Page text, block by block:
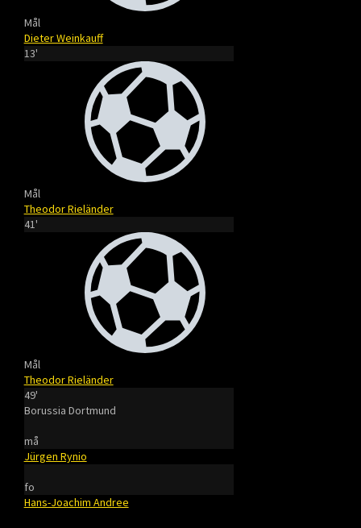
Mål
Dieter Weinkauff
13'
Mål
Theodor Rieländer
41'
Mål
Theodor Rieländer
49'
Borussia Dortmund
må
Jürgen Rynio
fo
Hans-Joachim Andree